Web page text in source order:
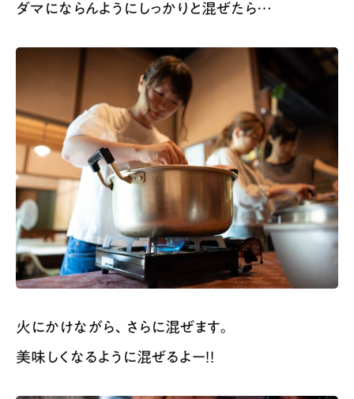
ダマにならんようにしっかりと混ぜたら…
火にかけながら、さらに混ぜます。
美味しくなるように混ぜるよー！！